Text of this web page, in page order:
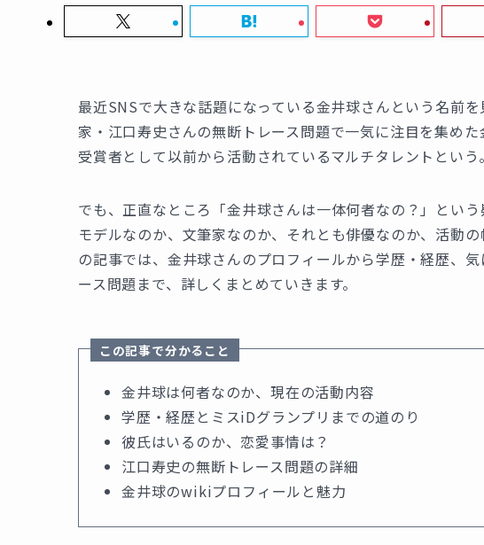
最近SNSで大きな話題になっている金井球さんという名前
家・江口寿史さんの無断トレース問題で一気に注目を集め
受賞者として以前から活動されているマルチタレントという。
でも、正直なところ「金井球さんは一体何者なの？」とい
モデルなのか、文筆家なのか、それとも俳優なのか、活動
の記事では、金井球さんのプロフィールから学歴・経歴、
ース問題まで、詳しくまとめていきます。
この記事で分かること
金井球は何者なのか、現在の活動内容
学歴・経歴とミスiDグランプリまでの道のり
彼氏はいるのか、恋愛事情は？
江口寿史の無断トレース問題の詳細
金井球のwikiプロフィールと魅力